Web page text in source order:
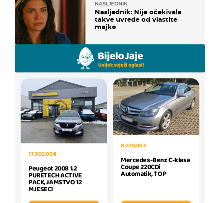
NASLJEDNIK
Nasljednik: Nije očekivala
takve uvrede od vlastite
majke
17.900,00 €
Peugeot 2008 1.2
PURETECH ACTIVE
PACK, JAMSTVO 12
MJESECI
8.200,00 €
Mercedes-Benz C-klasa
Coupe 220CDi
Automatik, TOP